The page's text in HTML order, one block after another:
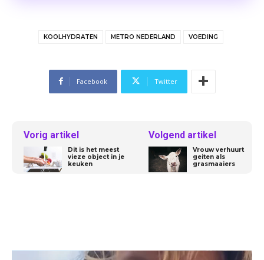
KOOLHYDRATEN METRO NEDERLAND VOEDING
Facebook Twitter
Vorig artikel
Dit is het meest
vieze object in je
keuken
Volgend artikel
Vrouw verhuurt
geiten als
grasmaaiers